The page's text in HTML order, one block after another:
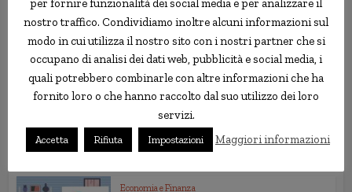
Economia e Finanza
Arrivano gli "Smartbanking Days" di ING...
Economia e Finanza
Fineco: riparte l’iniziativa “Invita un...
Economia e Finanza
per fornire funzionalità dei social media e per analizzare il
nostro traffico. Condividiamo inoltre alcuni informazioni sul
modo in cui utilizza il nostro sito con i nostri partner che si
occupano di analisi dei dati web, pubblicità e social media, i
quali potrebbero combinarle con altre informazioni che ha
fornito loro o che hanno raccolto dal suo utilizzo dei loro
servizi.
Accetta Rifiuta Impostazioni Maggiori informazioni